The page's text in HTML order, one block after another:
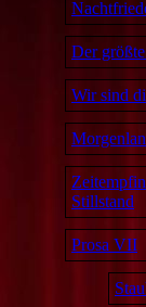
Der
Wir sind
Stillstand
Prosa VII